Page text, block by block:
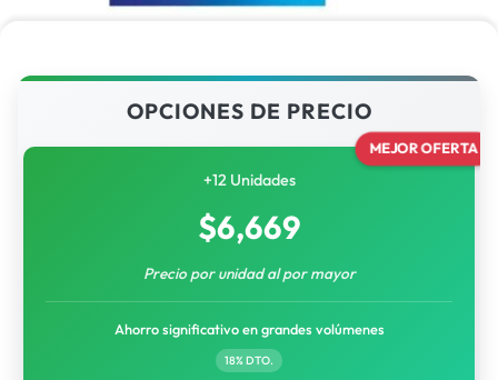
OPCIONES DE PRECIO
MEJOR OFERTA
+12 Unidades
$6,669
Precio por unidad al por mayor
Ahorro significativo en grandes volúmenes
18% DTO.